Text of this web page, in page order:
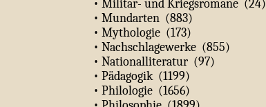
• Militär- und Kriegsromane (24)
• Mundarten (883)
• Mythologie (173)
• Nachschlagewerke (855)
• Nationalliteratur (97)
• Pädagogik (1199)
• Philologie (1656)